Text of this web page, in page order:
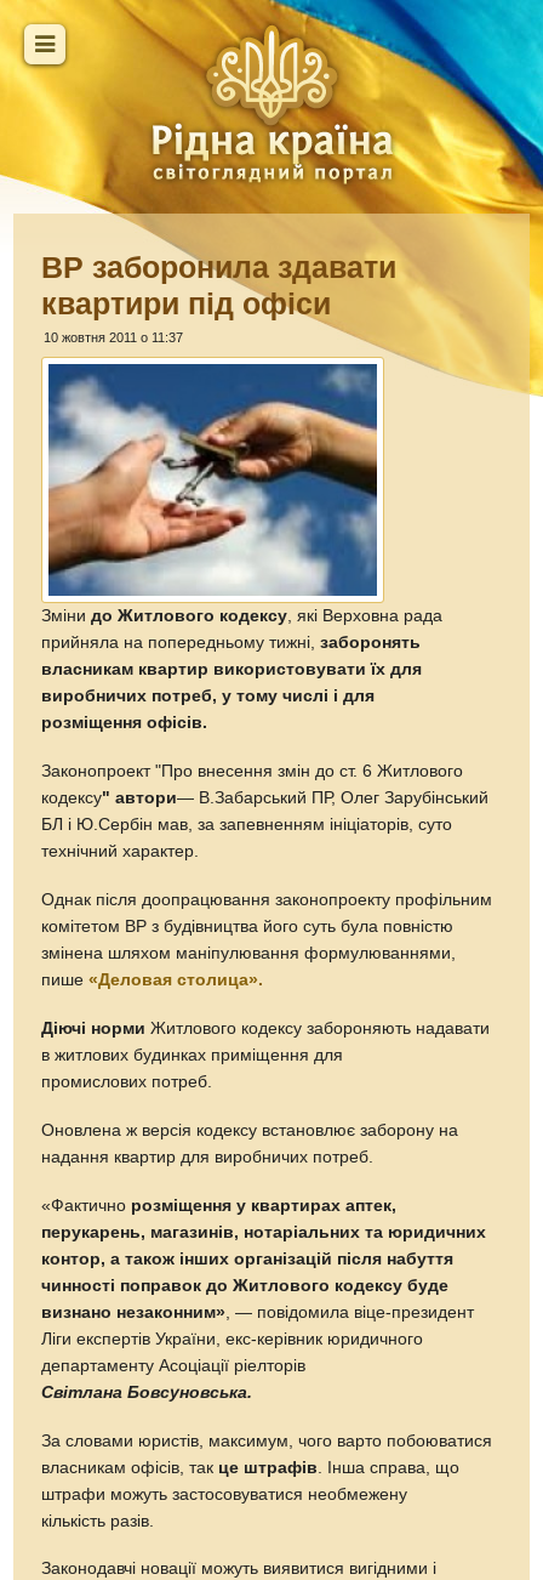
ВР заборонила здавати
квартири під офіси
10 жовтня 2011 о 11:37
Змінидо Житлового кодексу , які Верховна рада
прийняла на попередньому тижні,заборонять
власникам квартир використовувати їх для
виробничих потреб, у тому числі і для
розміщення офісів.
Законопроект "Про внесення змін до ст. 6 Житлового
кодексу" автори— В.Забарський ПР, Олег Зарубінський
БЛ і Ю.Сербін мав, за запевненням ініціаторів, суто
технічний характер.
Однак після доопрацювання законопроекту профільним
комітетом ВР з будівництва його суть була повністю
змінена шляхом маніпулювання формулюваннями,
пише«Деловая столица».
Діючі норми Житлового кодексу забороняють надавати
в житлових будинках приміщення для
промислових потреб.
Оновлена ж версія кодексу встановлює заборону на
надання квартир для виробничих потреб.
«Фактично розміщення у квартирах аптек,
перукарень, магазинів, нотаріальних та юридичних
контор, а також інших організацій після набуття
чинності поправок до Житлового кодексу буде
визнано незаконним» , — повідомила віце-президент
Ліги експертів України, екс-керівник юридичного
департаменту Асоціації ріелторів
Світлана Бовсуновська.
За словами юристів, максимум, чого варто побоюватися
власникам офісів, так це штрафів . Інша справа, що
штрафи можуть застосовуватися необмежену
кількість разів.
Законодавчі новації можуть виявитися вигідними і